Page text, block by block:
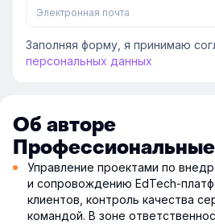
Заполняя форму, я принимаю
персональных данных
Об авторе
Управление проектами по
и сопровождению EdTech-
клиентов, контроль качества
командой. В зоне